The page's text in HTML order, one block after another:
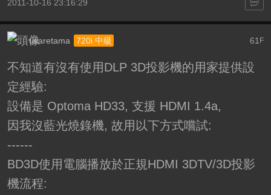
2011-10-16 23:16:29
61 F
usaretama 720i 中級
不知道有沒有使用DLP 3D投影機的用家提供設
定經驗:
設備是 Optoma HD33, 支援 HDMI 1.4a,
因我沒藍光燒錄機, 故用以下方式嚐試:
------
BD3D使用電腦播放於正規HDMI 3DTV/3D投影
機流程: